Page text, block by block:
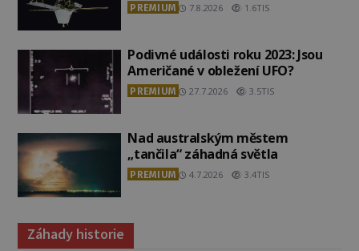
PREMIUM 7.8.2026 1.6TIS
Podivné události roku 2023: Jsou
Američané v obležení UFO?
PREMIUM 27.7.2026 3.5TIS
Nad australským městem
„tančila“ záhadná světla
PREMIUM 4.7.2026 3.4TIS
Záhady historie